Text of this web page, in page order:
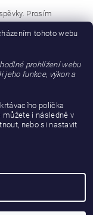
Prosím
tohoto webu
prohlížení webu
jeho funkce, výkon a
políčka
můžete i následně v
nebo si nastavit